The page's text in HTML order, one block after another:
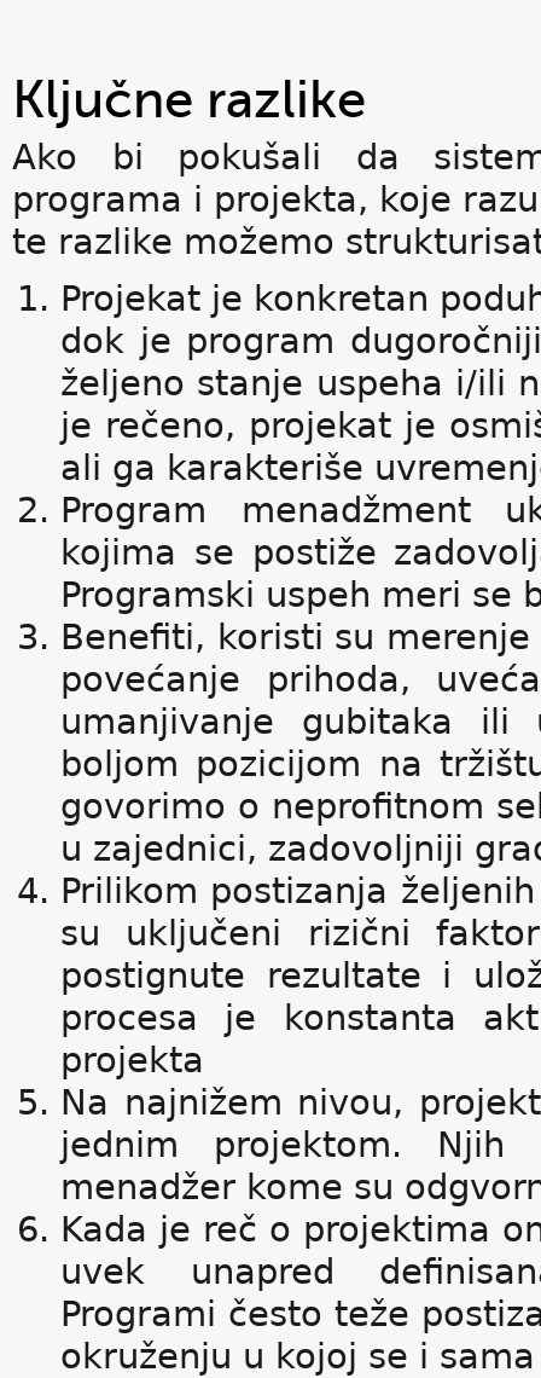
Ključne razlike
Ako bi pokušali da
programa i projekta, koje
te razlike možemo
Projekat je konkretan
dok je program
željeno stanje uspeha i/ili
je rečeno, projekat je
ali ga karakteriše
Program menadžment
kojima se postiže
Programski uspeh meri se
Benefiti, koristi su
povećanje prihoda,
umanjivanje gubitaka ili
boljom pozicijom na
govorimo o neprofitnom
u zajednici, zadovoljniji
Prilikom postizanja
su uključeni rizični
postignute rezultate i
procesa je konstanta
projekta
Na najnižem nivou,
jednim projektom. Njih
menadžer kome su
Kada je reč o projektima
uvek unapred
Programi često teže
okruženju u kojoj se i